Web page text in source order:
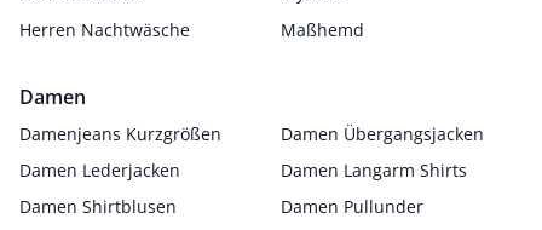
Herren Nachtwäsche
Maßhemd
Damen
Damenjeans Kurzgrößen
Damen Übergangsjacken
Damen Lederjacken
Damen Langarm Shirts
Damen Shirtblusen
Damen Pullunder